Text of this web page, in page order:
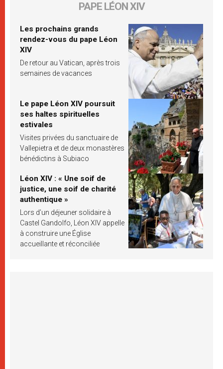
PAPE LÉON XIV
Les prochains grands
rendez-vous du pape Léon
XIV
De retour au Vatican, après trois
semaines de vacances
Le pape Léon XIV poursuit
ses haltes spirituelles
estivales
Visites privées du sanctuaire de
Vallepietra et de deux monastères
bénédictins à Subiaco
Léon XIV : « Une soif de
justice, une soif de charité
authentique »
Lors d’un déjeuner solidaire à
Castel Gandolfo, Léon XIV appelle
à construire une Église
accueillante et réconciliée